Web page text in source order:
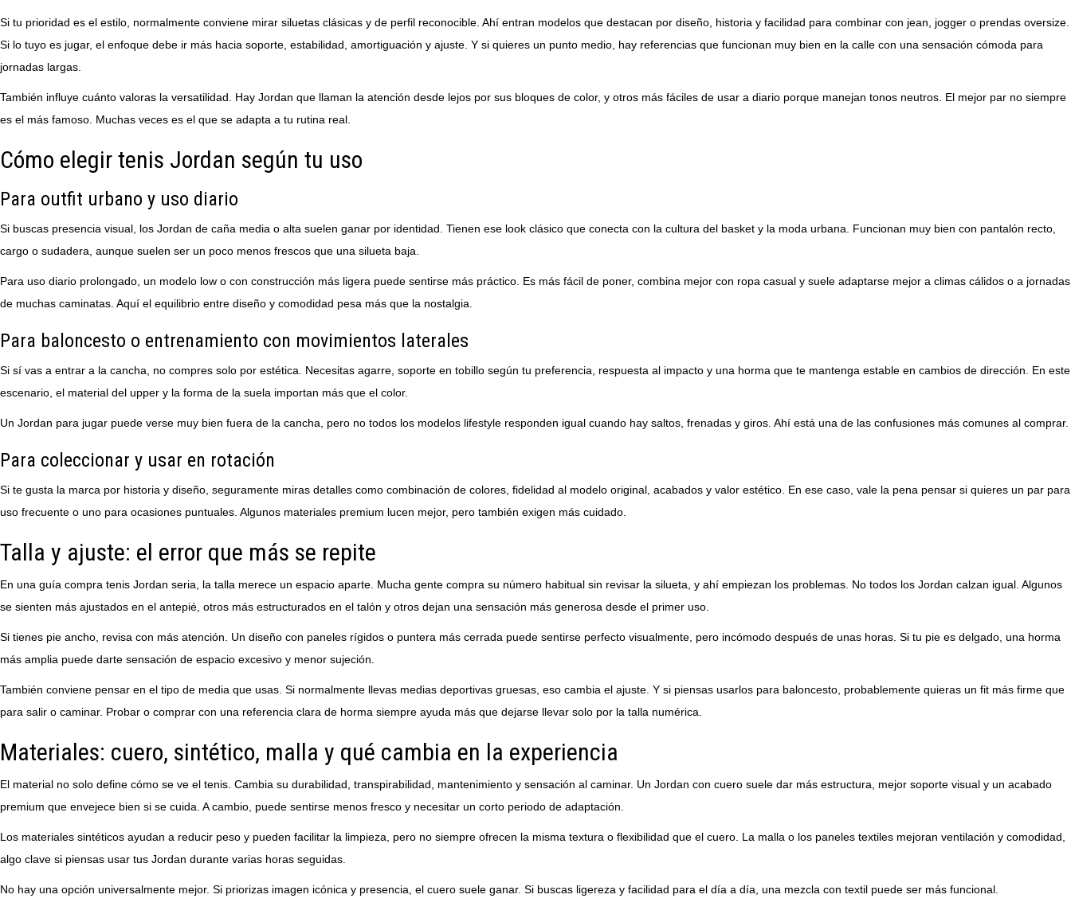
Si tu prioridad es el estilo, normalmente conviene mirar siluetas clásicas y de perfil reconocible. Ahí entran modelos que destacan por diseño, historia y facilidad para combinar con jean, jogger o prendas oversize.
Si lo tuyo es jugar, el enfoque debe ir más hacia soporte, estabilidad, amortiguación y ajuste. Y si quieres un punto medio, hay referencias que funcionan muy bien en la calle con una sensación cómoda para
jornadas largas.
También influye cuánto valoras la versatilidad. Hay Jordan que llaman la atención desde lejos por sus bloques de color, y otros más fáciles de usar a diario porque manejan tonos neutros. El mejor par no siempre
es el más famoso. Muchas veces es el que se adapta a tu rutina real.
Cómo elegir tenis Jordan según tu uso
Para outfit urbano y uso diario
Si buscas presencia visual, los Jordan de caña media o alta suelen ganar por identidad. Tienen ese look clásico que conecta con la cultura del basket y la moda urbana. Funcionan muy bien con pantalón recto,
cargo o sudadera, aunque suelen ser un poco menos frescos que una silueta baja.
Para uso diario prolongado, un modelo low o con construcción más ligera puede sentirse más práctico. Es más fácil de poner, combina mejor con ropa casual y suele adaptarse mejor a climas cálidos o a jornadas
de muchas caminatas. Aquí el equilibrio entre diseño y comodidad pesa más que la nostalgia.
Para baloncesto o entrenamiento con movimientos laterales
Si sí vas a entrar a la cancha, no compres solo por estética. Necesitas agarre, soporte en tobillo según tu preferencia, respuesta al impacto y una horma que te mantenga estable en cambios de dirección. En este
escenario, el material del upper y la forma de la suela importan más que el color.
Un Jordan para jugar puede verse muy bien fuera de la cancha, pero no todos los modelos lifestyle responden igual cuando hay saltos, frenadas y giros. Ahí está una de las confusiones más comunes al comprar.
Para coleccionar y usar en rotación
Si te gusta la marca por historia y diseño, seguramente miras detalles como combinación de colores, fidelidad al modelo original, acabados y valor estético. En ese caso, vale la pena pensar si quieres un par para
uso frecuente o uno para ocasiones puntuales. Algunos materiales premium lucen mejor, pero también exigen más cuidado.
Talla y ajuste: el error que más se repite
En una guía compra tenis Jordan seria, la talla merece un espacio aparte. Mucha gente compra su número habitual sin revisar la silueta, y ahí empiezan los problemas. No todos los Jordan calzan igual. Algunos
se sienten más ajustados en el antepié, otros más estructurados en el talón y otros dejan una sensación más generosa desde el primer uso.
Si tienes pie ancho, revisa con más atención. Un diseño con paneles rígidos o puntera más cerrada puede sentirse perfecto visualmente, pero incómodo después de unas horas. Si tu pie es delgado, una horma
más amplia puede darte sensación de espacio excesivo y menor sujeción.
También conviene pensar en el tipo de media que usas. Si normalmente llevas medias deportivas gruesas, eso cambia el ajuste. Y si piensas usarlos para baloncesto, probablemente quieras un fit más firme que
para salir o caminar. Probar o comprar con una referencia clara de horma siempre ayuda más que dejarse llevar solo por la talla numérica.
Materiales: cuero, sintético, malla y qué cambia en la experiencia
El material no solo define cómo se ve el tenis. Cambia su durabilidad, transpirabilidad, mantenimiento y sensación al caminar. Un Jordan con cuero suele dar más estructura, mejor soporte visual y un acabado
premium que envejece bien si se cuida. A cambio, puede sentirse menos fresco y necesitar un corto periodo de adaptación.
Los materiales sintéticos ayudan a reducir peso y pueden facilitar la limpieza, pero no siempre ofrecen la misma textura o flexibilidad que el cuero. La malla o los paneles textiles mejoran ventilación y comodidad,
algo clave si piensas usar tus Jordan durante varias horas seguidas.
No hay una opción universalmente mejor. Si priorizas imagen icónica y presencia, el cuero suele ganar. Si buscas ligereza y facilidad para el día a día, una mezcla con textil puede ser más funcional.